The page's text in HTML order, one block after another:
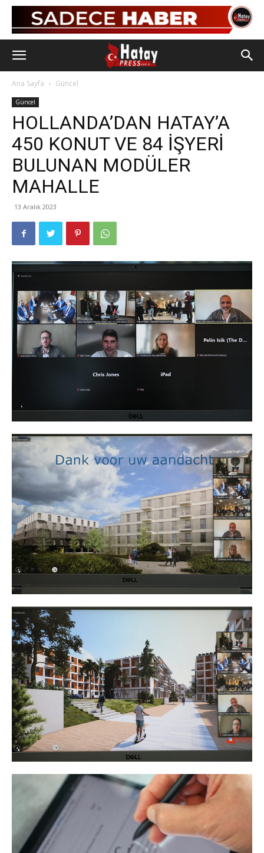
Ana Sayfa Güncel
Güncel
HOLLANDA’DAN HATAY’A
450 KONUT VE 84 İŞYERİ
BULUNAN MODÜLER
MAHALLE
13 Aralık 2023